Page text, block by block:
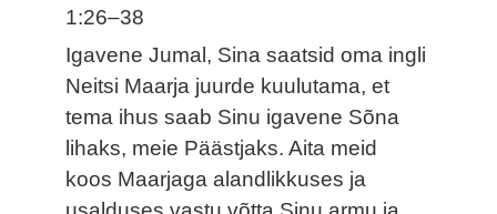
1:26–38
Igavene Jumal, Sina saatsid oma ingli
Neitsi Maarja juurde kuulutama, et
tema ihus saab Sinu igavene Sõna
lihaks, meie Päästjaks. Aita meid
koos Maarjaga alandlikkuses ja